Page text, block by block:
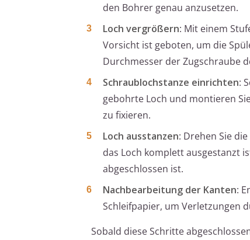
den Bohrer genau anzusetzen.
Loch vergrößern: Mit einem
Vorsicht ist geboten, um die
Durchmesser der Zugschraube
Schraublochstanze einrichten:
gebohrte Loch und montieren
zu fixieren.
Loch ausstanzen: Drehen Sie
das Loch komplett ausgestanzt
abgeschlossen ist.
Nachbearbeitung der Kanten:
Schleifpapier, um Verletzungen
Sobald diese Schritte